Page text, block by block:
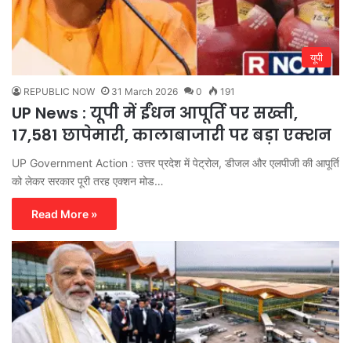
यूपी
REPUBLIC NOW 31 March 2026 0 191
UP News : यूपी में ईंधन आपूर्ति पर सख्ती,
17,581 छापेमारी, कालाबाजारी पर बड़ा एक्शन
UP Government Action : उत्तर प्रदेश में पेट्रोल, डीजल और एलपीजी की आपूर्ति
को लेकर सरकार पूरी तरह एक्शन मोड…
Read More »